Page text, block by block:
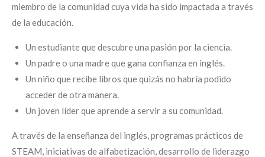
miembro de la comunidad cuya vida ha sido impactada a través
de la educación.
Un estudiante que descubre una pasión por la ciencia.
Un padre o una madre que gana confianza en inglés.
Un niño que recibe libros que quizás no habría podido
acceder de otra manera.
Un joven líder que aprende a servir a su comunidad.
A través de la enseñanza del inglés, programas prácticos de
STEAM, iniciativas de alfabetización, desarrollo de liderazgo